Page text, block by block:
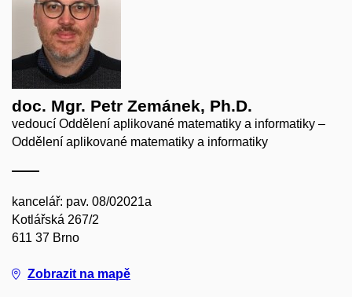
doc. Mgr. Petr Zemánek, Ph.D.
vedoucí Oddělení aplikované matematiky a informatiky –
Oddělení aplikované matematiky a informatiky
kancelář: pav. 08/02021a
Kotlářská 267/2
611 37 Brno
Zobrazit na mapě